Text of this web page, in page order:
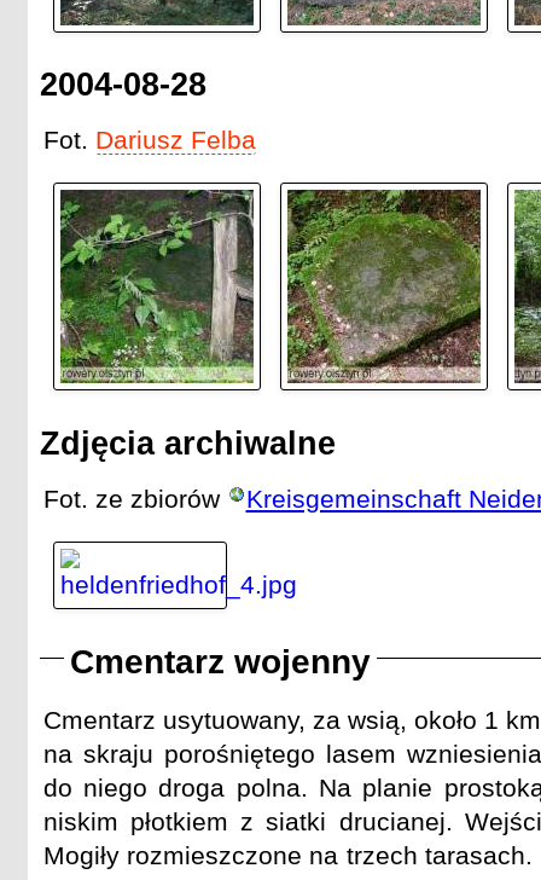
2004-08-28
Fot. Dariusz Felba
Zdjęcia archiwalne
Fot. ze zbiorów Kreisgemeinschaft
Cmentarz wojenny
Cmentarz usytuowany, za wsią, około 1
na skraju porośniętego lasem
do niego droga polna. Na planie
niskim płotkiem z siatki drucianej.
Mogiły rozmieszczone na trzech